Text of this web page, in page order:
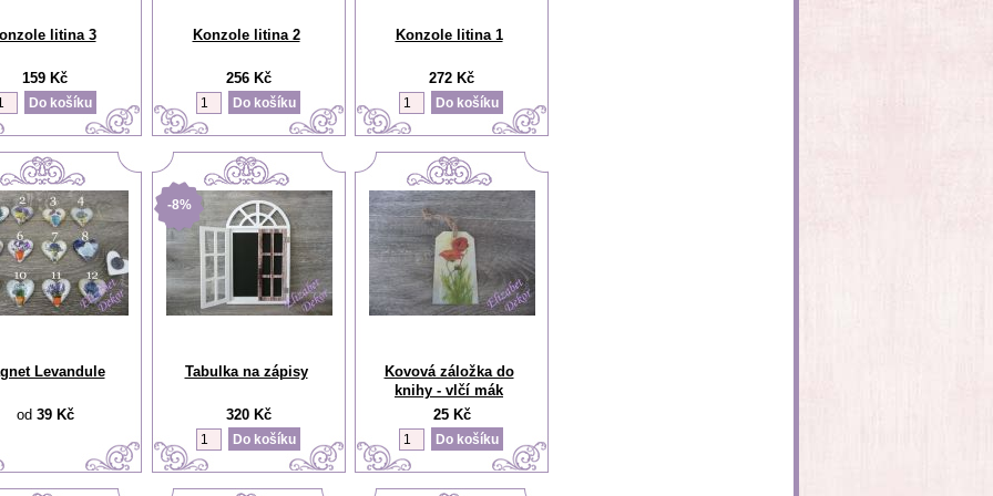
litina 3
159 Kč
Konzole litina 2
256 Kč
Konzole litina 1
272 Kč
Levandule
od 39 Kč
-8%
Tabulka na zápisy
320 Kč
Kovová záložka do
knihy - vlčí mák
25 Kč